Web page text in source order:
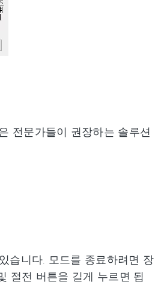
전문가들이 권장하는 솔루션
습니다. 모드를 종료하려면 장
절전 버튼을 길게 누르면 됩